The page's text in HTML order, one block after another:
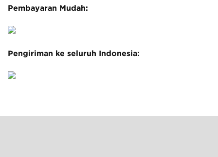
Pembayaran Mudah:
Pengiriman ke seluruh Indonesia: